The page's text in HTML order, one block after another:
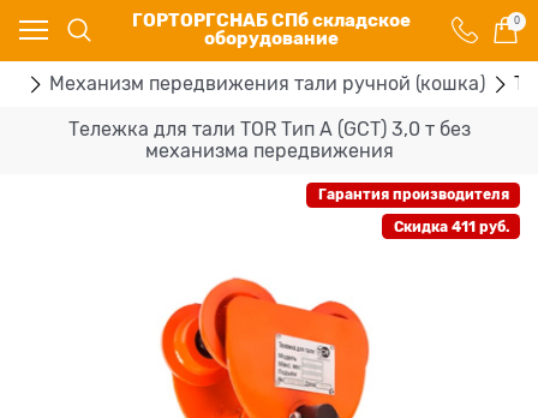
ГОРТОРГСНАБ СПб складское
оборудование
0
Механизм передвижения тали ручной (кошка)
Тележка для тали TOR Тип А (GCT) 3,0 т без
механизма передвижения
Гарантия производителя
Скидка 411 руб.